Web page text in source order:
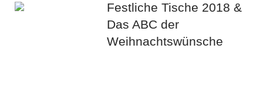
Festliche Tische 2018 &
Das ABC der
Weihnachtswünsche